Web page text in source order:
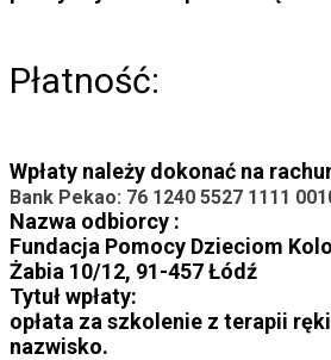
Płatność:
Wpłaty należy dokonać na
Bank Pekao: 76 1240 5527 1111
Nazwa odbiorcy :
Fundacja Pomocy Dzieciom
Żabia 10/12, 91-457 Łódź
Tytuł wpłaty:
opłata za szkolenie z terapii
nazwisko.